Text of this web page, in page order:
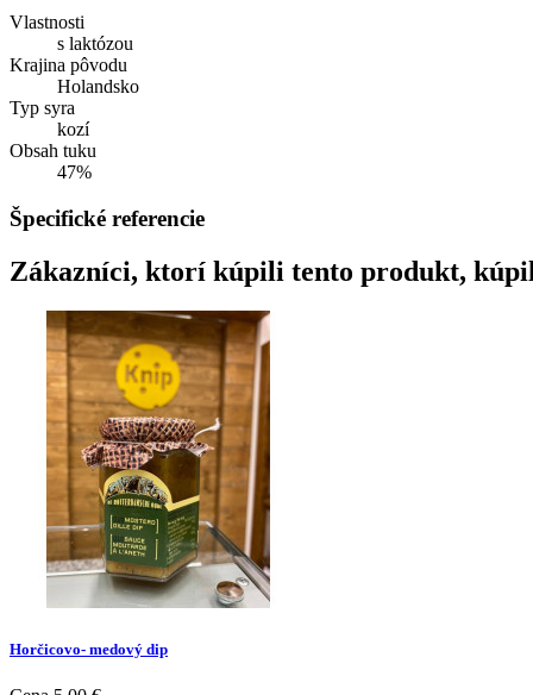
Vlastnosti
s laktózou
Krajina pôvodu
Holandsko
Typ syra
kozí
Obsah tuku
47%
Špecifické referencie
Zákazníci, ktorí kúpili tento produkt,
Horčicovo- medový dip